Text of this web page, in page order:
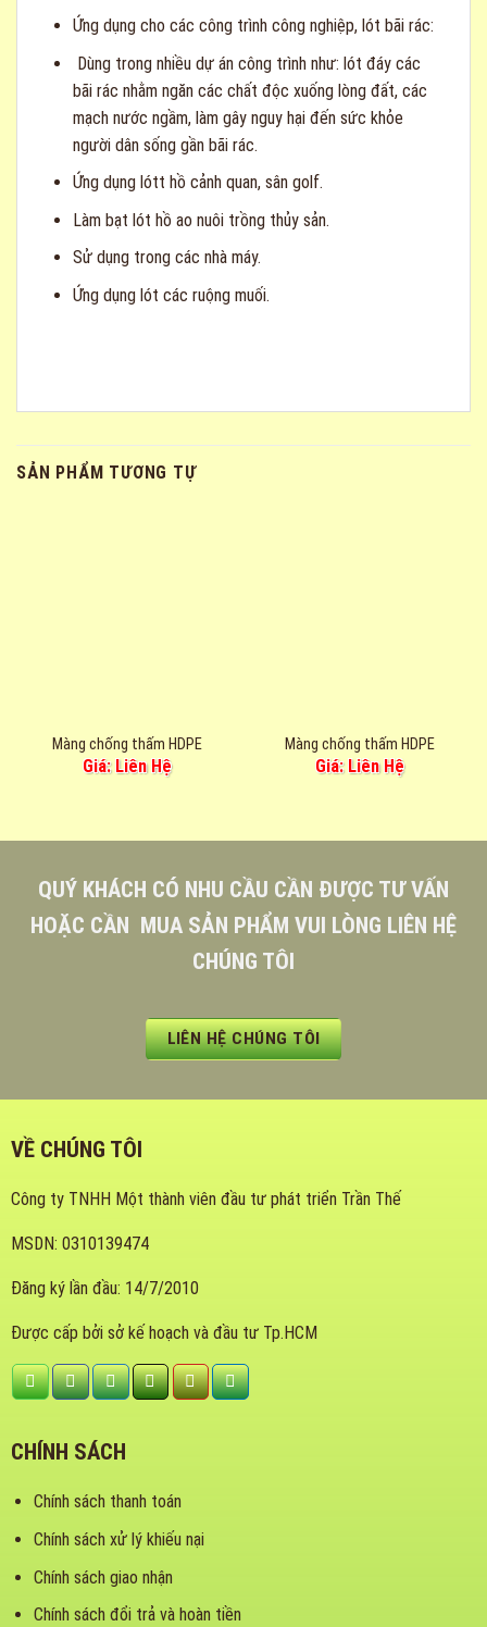
Ứng dụng cho các công trình công nghiệp, lót bãi rác:
Dùng trong nhiều dự án công trình như: lót đáy các
bãi rác nhằm ngăn các chất độc xuống lòng đất, các
mạch nước ngầm, làm gây nguy hại đến sức khỏe
người dân sống gần bãi rác.
Ứng dụng lótt hồ cảnh quan, sân golf.
Làm bạt lót hồ ao nuôi trồng thủy sản.
Sử dụng trong các nhà máy.
Ứng dụng lót các ruộng muối.
SẢN PHẨM TƯƠNG TỰ
Màng chống thấm HDPE
Giá: Liên Hệ
Màng chống thấm HDPE
Giá: Liên Hệ
QUÝ KHÁCH CÓ NHU CẦU CẦN ĐƯỢC TƯ VẤN
HOẶC CẦN MUA SẢN PHẨM VUI LÒNG LIÊN HỆ
CHÚNG TÔI
LIÊN HỆ CHÚNG TÔI
VỀ CHÚNG TÔI
Công ty TNHH Một thành viên đầu tư phát triển Trần Thế
MSDN: 0310139474
Đăng ký lần đầu: 14/7/2010
Được cấp bởi sở kế hoạch và đầu tư Tp.HCM
CHÍNH SÁCH
Chính sách thanh toán
Chính sách xử lý khiếu nại
Chính sách giao nhận
Chính sách đổi trả và hoàn tiền